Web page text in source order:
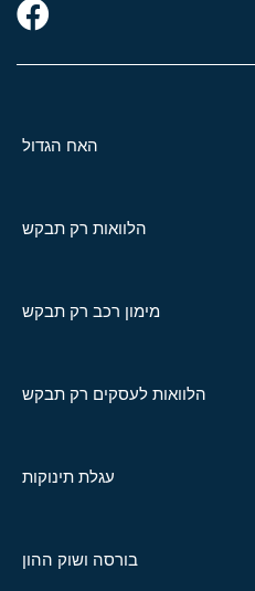
האח הגדול
הלוואות רק תבקש
מימון רכב רק תבקש
הלוואות לעסקים רק תבקש
עגלת תינוקות
בורסה ושוק ההון